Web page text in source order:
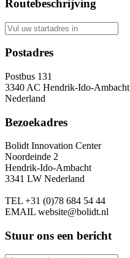
Routebeschrijving
Postadres
Postbus 131
3340 AC Hendrik-Ido-Ambacht
Nederland
Bezoekadres
Bolidt Innovation Center
Noordeinde 2
Hendrik-Ido-Ambacht
3341 LW Nederland
TEL +31 (0)78 684 54 44
EMAIL website@bolidt.nl
Stuur ons een bericht